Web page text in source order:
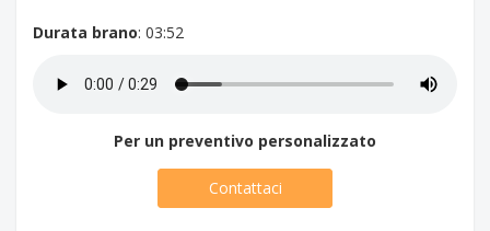
Durata brano: 03:52
Per un preventivo personalizzato
Contattaci